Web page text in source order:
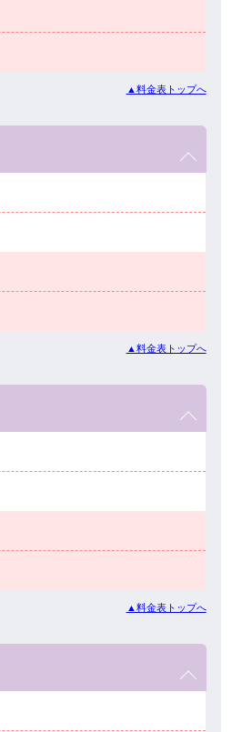
▲料金表トップへ
▲料金表トップへ
▲料金表トップへ